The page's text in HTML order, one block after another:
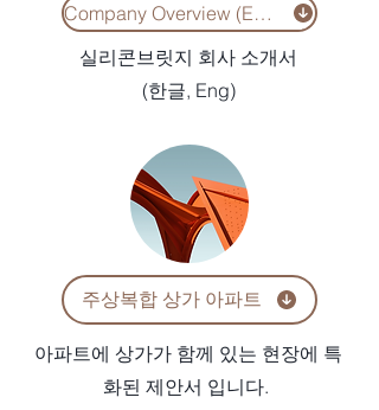
Company Overview (Eng)
실리콘브릿지 회사 소개서
​(한글, Eng)
주상복합 상가 아파트
아파트에 상가가 함께 있는 현장에 특
화된 제안서 입니다.